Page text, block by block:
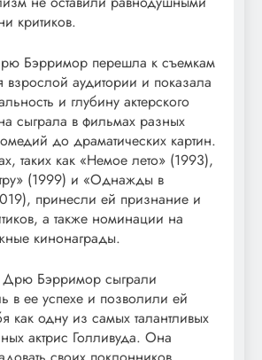
критиков.
Бэрримор перешла к съемкам
взрослой аудитории и показала
и глубину актерского
сыграла в фильмах разных
до драматических картин.
таких как «Немое лето» (1993),
(1999) и «Однажды в
принесли ей признание и
а также номинации на
кинонаграды.
Дрю Бэрримор сыграли
в ее успехе и позволили ей
как одну из самых талантливых
актрис Голливуда. Она